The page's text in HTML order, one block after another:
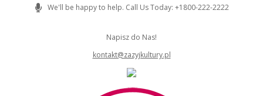
We'll be happy to help. Call Us Today: +1800-222-2222
Napisz do Nas!
kontakt@zazyjkultury.pl